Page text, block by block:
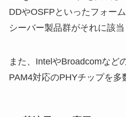
DDやOSFPといったフォー
シーバー製品群がそれに該当
また、IntelやBroadcomなど
PAM4対応のPHYチップを多